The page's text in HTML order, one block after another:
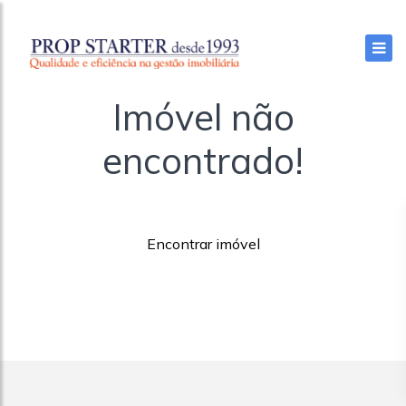
Imóvel não
encontrado!
Encontrar imóvel